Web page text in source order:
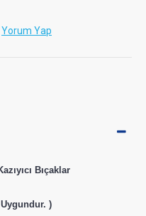
Yorum Yap
Bıçaklar
)